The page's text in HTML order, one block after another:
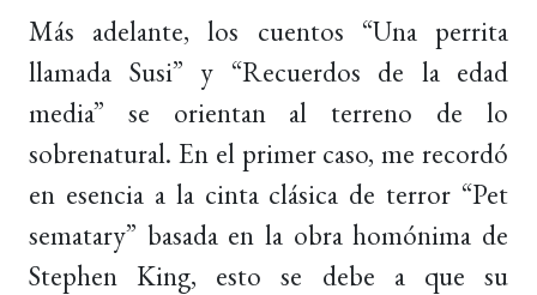
Más adelante, los cuentos “Una perrita
llamada Susi” y “Recuerdos de la edad
media” se orientan al terreno de lo
sobrenatural. En el primer caso, me recordó
en esencia a la cinta clásica de terror “Pet
sematary” basada en la obra homónima de
Stephen King, esto se debe a que su